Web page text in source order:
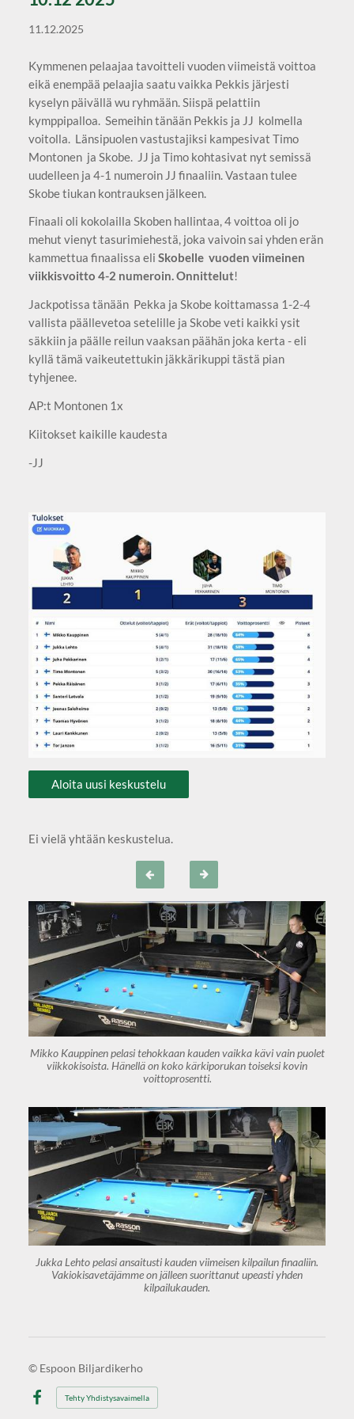
11.12.2025
Kymmenen pelaajaa tavoitteli vuoden viimeistä voittoa
eikä enempää pelaajia saatu vaikka Pekkis järjesti
kyselyn päivällä wu ryhmään. Siispä pelattiin
kymppipalloa. Semeihin tänään Pekkis ja JJ kolmella
voitolla. Länsipuolen vastustajiksi kampesivat Timo
Montonen ja Skobe. JJ ja Timo kohtasivat nyt semissä
uudelleen ja 4-1 numeroin JJ finaaliin. Vastaan tulee
Skobe tiukan kontrauksen jälkeen.
Finaali oli kokolailla Skoben hallintaa, 4 voittoa oli jo
mehut vienyt tasurimiehestä, joka vaivoin sai yhden erän
kammettua finaalissa eli Skobelle vuoden viimeinen
viikkisvoitto 4-2 numeroin. Onnittelut!
Jackpotissa tänään Pekka ja Skobe koittamassa 1-2-4
vallista päällevetoa setelille ja Skobe veti kaikki ysit
säkkiin ja päälle reilun vaaksan päähän joka kerta - eli
kyllä tämä vaikeutettukin jäkkärikuppi tästä pian
tyhjenee.
AP:t Montonen 1x
Kiitokset kaikille kaudesta
-JJ
Aloita uusi keskustelu
Ei vielä yhtään keskustelua.
Mikko Kauppinen pelasi tehokkaan kauden vaikka kävi vain puolet
viikkokisoista. Hänellä on koko kärkiporukan toiseksi kovin
voittoprosentti.
Jukka Lehto pelasi ansaitusti kauden viimeisen kilpailun finaaliin.
Vakiokisavetäjämme on jälleen suorittanut upeasti yhden
kilpailukauden.
© Espoon Biljardikerho
Facebook
Tehty Yhdistysavaimella